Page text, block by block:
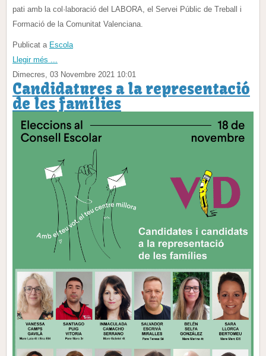
pati amb la col·laboració del LABORA, el Servei Públic de Treball i
Formació de la Comunitat Valenciana.
Publicat a Escola
Llegir més ...
Dimecres, 03 Novembre 2021 10:01
Candidatures a la representació
de les famílies